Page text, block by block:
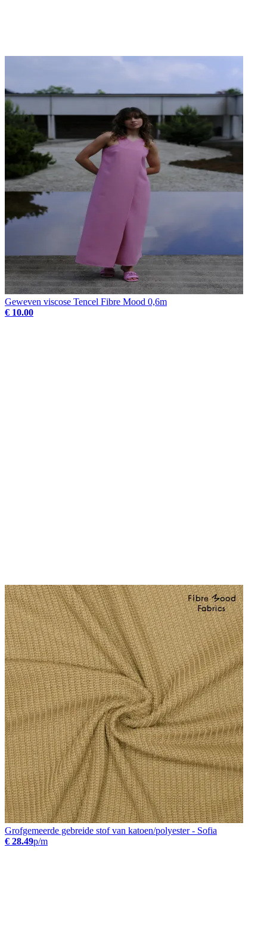
Geweven viscose Tencel Fibre Mood 0,6m
€ 10.00
Grofgemeerde gebreide stof van katoen/polyester - Sofia
€ 28.49p/m